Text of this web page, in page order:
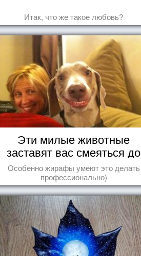
Итак, что же такое любовь?
Эти милые животные
заставят вас смеяться до
упаду!
Особенно жирафы умеют это делать
профессионально)